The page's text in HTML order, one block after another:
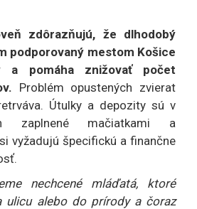
zdôrazňujú, že dlhodobý
podporovaný mestom Košice
a pomáha znižovať počet
Problém opustených zvierat
Útulky a depozity sú v
zaplnené mačiatkami a
vyžadujú špecifickú a finančne
nechcené mláďatá, ktoré
ulicu alebo do prírody a čoraz